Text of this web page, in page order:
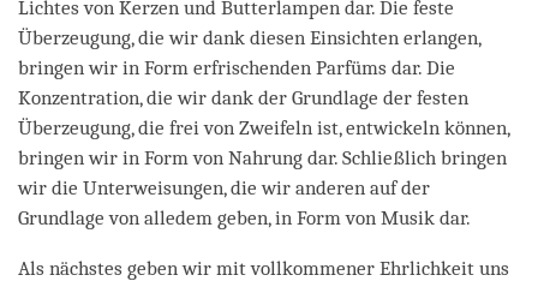
Lichtes von Kerzen und Butterlampen dar. Die feste
Überzeugung, die wir dank diesen Einsichten erlangen,
bringen wir in Form erfrischenden Parfüms dar. Die
Konzentration, die wir dank der Grundlage der festen
Überzeugung, die frei von Zweifeln ist, entwickeln können,
bringen wir in Form von Nahrung dar. Schließlich bringen
wir die Unterweisungen, die wir anderen auf der
Grundlage von alledem geben, in Form von Musik dar.
Als nächstes geben wir mit vollkommener Ehrlichkeit uns